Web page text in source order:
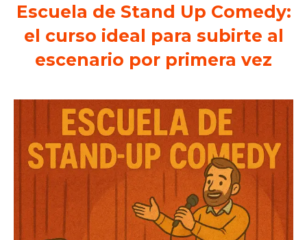
Escuela de Stand Up Comedy:
el curso ideal para subirte al
escenario por primera vez